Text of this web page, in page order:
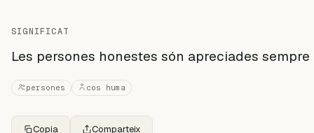
SIGNIFICAT
Les persones honestes són apreciades sempre
persones cos huma
Copia Comparteix